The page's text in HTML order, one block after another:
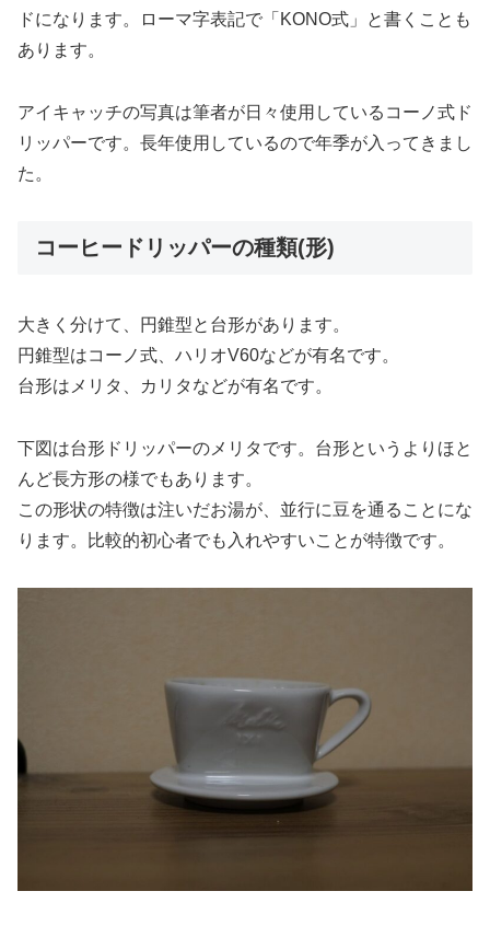
ドになります。ローマ字表記で「KONO式」と書くことも
あります。
アイキャッチの写真は筆者が日々使用しているコーノ式ド
リッパーです。長年使用しているので年季が入ってきまし
た。
コーヒードリッパーの種類(形)
大きく分けて、円錐型と台形があります。
円錐型はコーノ式、ハリオV60などが有名です。
台形はメリタ、カリタなどが有名です。
下図は台形ドリッパーのメリタです。台形というよりほと
んど長方形の様でもあります。
この形状の特徴は注いだお湯が、並行に豆を通ることにな
ります。比較的初心者でも入れやすいことが特徴です。